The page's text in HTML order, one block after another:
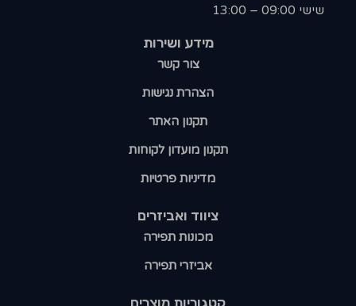
ציווד ואביזרים
מכונות תפירה
אביזרי תפירה
מידע ושירות
צור קשר
הצהרת נגישות
תקנון האתר
תקנון מועדון לקוחות
מדיניות פרטיות
שישי 09:00 – 13:00